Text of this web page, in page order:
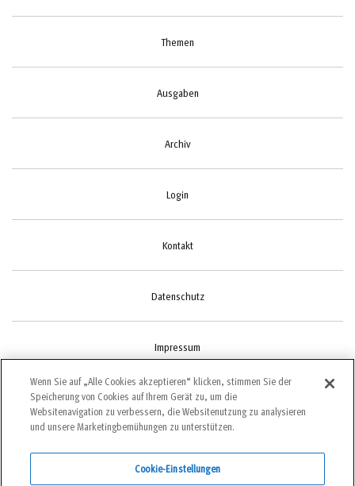
Themen
Ausgaben
Archiv
Login
Kontakt
Datenschutz
Impressum
Cookie-Einstellungen
Wenn Sie auf „Alle Cookies akzeptieren“ klicken, stimmen Sie der
Speicherung von Cookies auf Ihrem Gerät zu, um die
Websitenavigation zu verbessern, die Websitenutzung zu analysieren
und unsere Marketingbemühungen zu unterstützen.
Cookie-Einstellungen